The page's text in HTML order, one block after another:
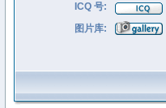
ICQ 号:
图片库: